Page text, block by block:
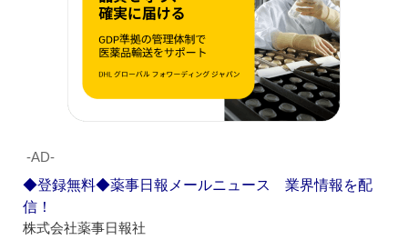
‐AD‐
◆登録無料◆薬事日報メールニュース 業界情報を配
信！
株式会社薬事日報社